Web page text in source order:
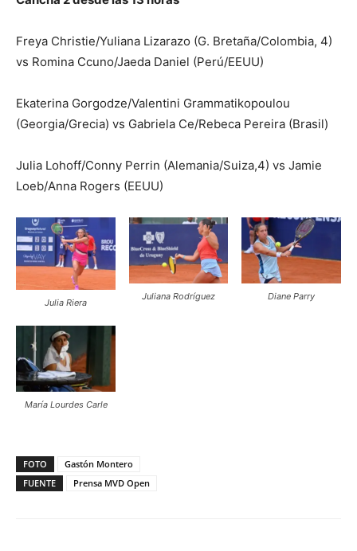
Freya Christie/Yuliana Lizarazo (G. Bretaña/Colombia, 4)
vs Romina Ccuno/Jaeda Daniel (Perú/EEUU)
Ekaterina Gorgodze/Valentini Grammatikopoulou
(Georgia/Grecia) vs Gabriela Ce/Rebeca Pereira (Brasil)
Julia Lohoff/Conny Perrin (Alemania/Suiza,4) vs Jamie
Loeb/Anna Rogers (EEUU)
Julia Riera
Juliana Rodríguez Diane Parry
María Lourdes Carle
FOTO
Gastón Montero
FUENTE
Prensa MVD Open